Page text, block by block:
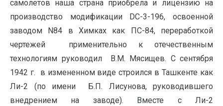
самолетов наша страна приобрела и лицензию на
производство модификации DC-3-196, освоенной
заводом N84 в Химках как ПС-84, переработкой
чертежей применительно к отечественным
технологиям руководил В.М. Мясищев. С сентября
1942 г. в измененном виде строился в Ташкенте как
Ли-2 (по имени Б.П. Лисунова, руководившего
внедрением на заводе). Вместе с Ли-2